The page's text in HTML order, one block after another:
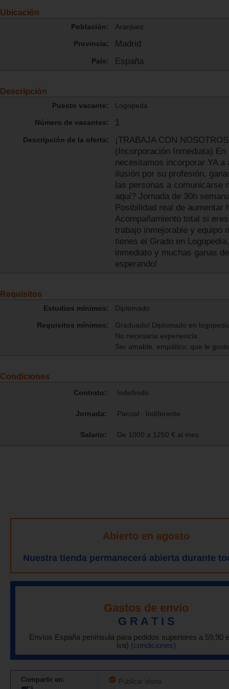
Ubicación
Población: Aranjuez
Provincia: Madrid
País: España
Descripción
Puesto vacante: Logopeda
Número de vacantes: 1
Descripción de la oferta:
¡TRABAJA CON
(Incorporación Inmediata)
necesitamos incorporar YA
ilusión por su profesión,
las personas a comunicarse
aquí? Jornada de 30h
Posibilidad real de
Acompañamiento total si
trabajo inmejorable y equipo
tienes el Grado en
inmediato y muchas ganas
esperando!
Requisitos
Estudios mínimos: Diplomado
Requisitos mínimos:
Graduado/ Diplomado en
No necesaria experiencia.
Ser amable, empático, que le
Condiciones
Contrato: Indefinido
Jornada: Parcial - Indiferente
Salario: De 1000 a 1250 € al mes
Abierto en agosto
Nuestra tienda permanecerá abierta durante
Gastos de envío
G R A T I S
Envíos España península para pedidos superiores a 59,90
iva) (condiciones)
Compartir en:
Publicar oferta